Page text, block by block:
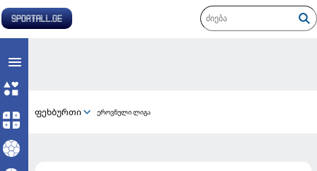
ფეხბურთი ეროვნული ლიგა